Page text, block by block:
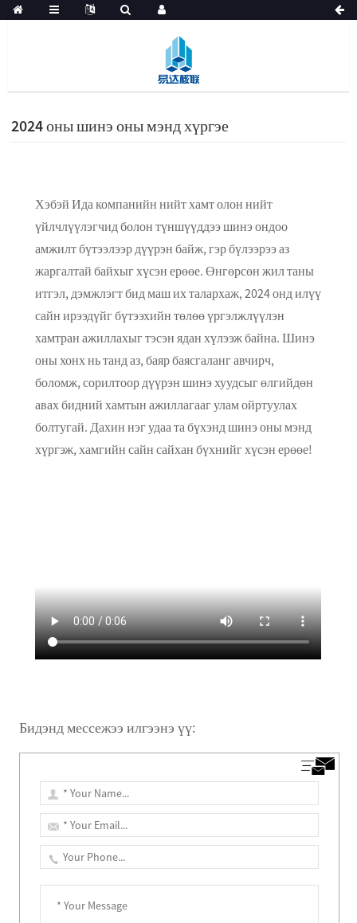
2024 оны шинэ оны мэнд хүргэе
Хэбэй Ида компанийн нийт хамт олон нийт
үйлчлүүлэгчид болон түншүүддээ шинэ ондоо
амжилт бүтээлээр дүүрэн байж, гэр бүлээрээ аз
жаргалтай байхыг хүсэн ерөөе. Өнгөрсөн жил таны
итгэл, дэмжлэгт бид маш их талархаж, 2024 онд илүү
сайн ирээдүйг бүтээхийн төлөө үргэлжлүүлэн
хамтран ажиллахыг тэсэн ядан хүлээж байна. Шинэ
оны хонх нь танд аз, баяр баясгаланг авчирч,
боломж, сорилтоор дүүрэн шинэ хуудсыг өлгийдөн
авах бидний хамтын ажиллагааг улам ойртуулах
болтугай. Дахин нэг удаа та бүхэнд шинэ оны мэнд
хүргэж, хамгийн сайн сайхан бүхнийг хүсэн ерөөе!
Бидэнд мессежээ илгээнэ үү: